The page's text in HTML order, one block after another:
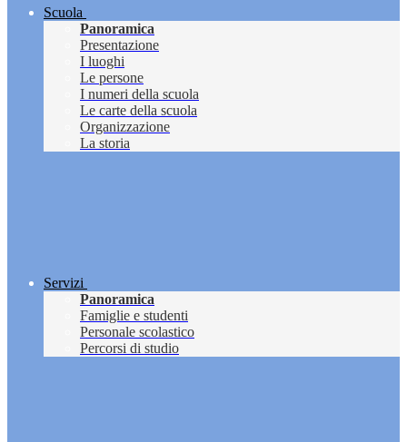
Scuola
Panoramica
Presentazione
I luoghi
Le persone
I numeri della scuola
Le carte della scuola
Organizzazione
La storia
Servizi
Panoramica
Famiglie e studenti
Personale scolastico
Percorsi di studio